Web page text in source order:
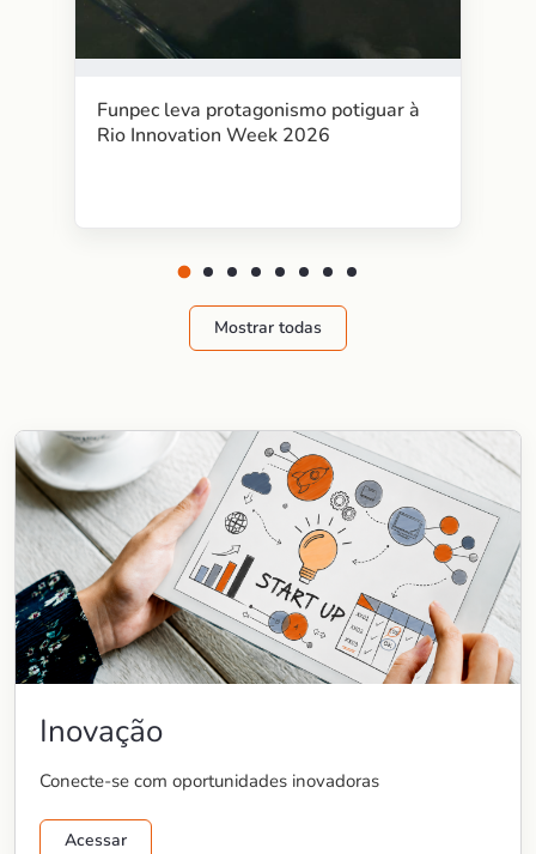
Funpec leva protagonismo potiguar à
Rio Innovation Week 2026
Mostrar todas
Inovação
Conecte-se com oportunidades inovadoras
Acessar